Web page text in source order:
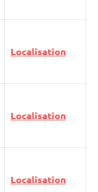
Localisation
Localisation
Localisation